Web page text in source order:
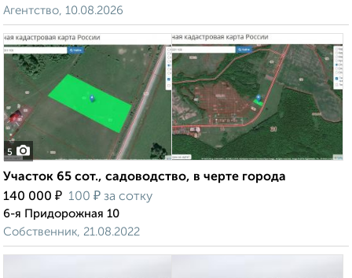
Агентство, 10.08.2026
5
Участок 65 сот., садоводство, в черте города
140 000 ₽ 100 ₽ за сотку
6-я Придорожная 10
Собственник, 21.08.2022